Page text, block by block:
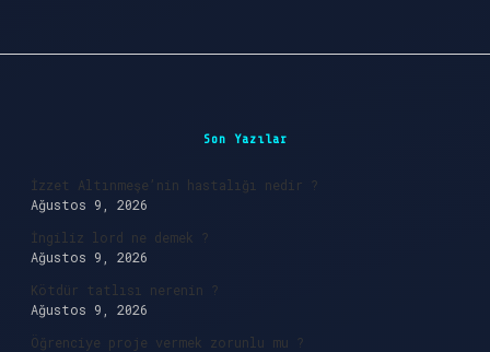
Son Yazılar
İzzet Altınmeşe’nin hastalığı nedir ?
Ağustos 9, 2026
İngiliz lord ne demek ?
Ağustos 9, 2026
Kötdür tatlısı nerenin ?
Ağustos 9, 2026
Öğrenciye proje vermek zorunlu mu ?